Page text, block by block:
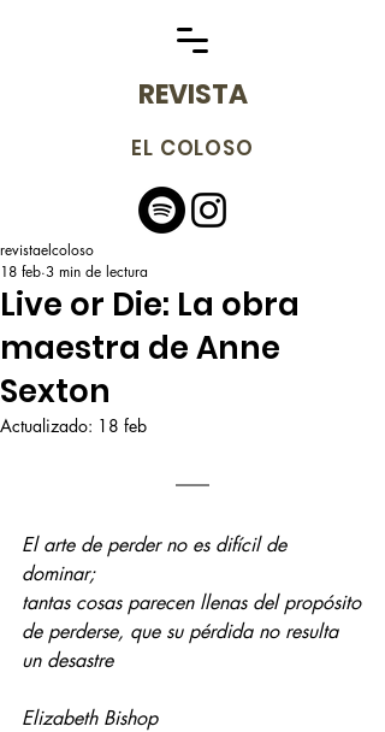
REVISTA
EL COLOSO
Live or Die: La obra
maestra de Anne
Sexton
revistaelcoloso
18 feb 3 min de lectura
Actualizado: 18 feb
El arte de perder no es difícil de
dominar;
tantas cosas parecen llenas del propósito
de perderse, que su pérdida no resulta
un desastre
Elizabeth Bishop